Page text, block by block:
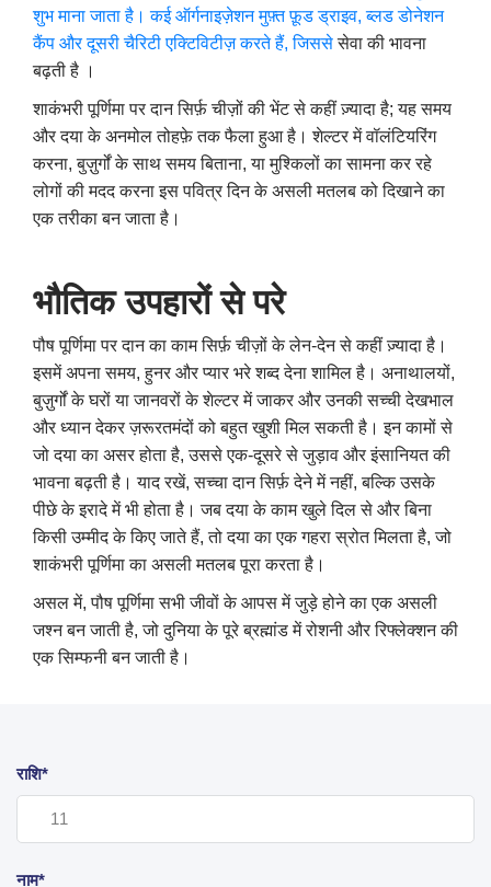
शुभ माना जाता है। कई ऑर्गनाइज़ेशन मुफ़्त फ़ूड ड्राइव, ब्लड डोनेशन
कैंप और दूसरी चैरिटी एक्टिविटीज़ करते हैं, जिससेसेवा की भावना
बढ़ती है ।
शाकंभरी पूर्णिमा पर दान सिर्फ़ चीज़ों की भेंट से कहीं ज़्यादा है; यह समय
और दया के अनमोल तोहफ़े तक फैला हुआ है। शेल्टर में वॉलंटियरिंग
करना, बुज़ुर्गों के साथ समय बिताना, या मुश्किलों का सामना कर रहे
लोगों की मदद करना इस पवित्र दिन के असली मतलब को दिखाने का
एक तरीका बन जाता है।
भौतिक उपहारों से परे
पौष पूर्णिमा पर दान का काम सिर्फ़ चीज़ों के लेन-देन से कहीं ज़्यादा है।
इसमें अपना समय, हुनर और प्यार भरे शब्द देना शामिल है। अनाथालयों,
बुज़ुर्गों के घरों या जानवरों के शेल्टर में जाकर और उनकी सच्ची देखभाल
और ध्यान देकर ज़रूरतमंदों को बहुत खुशी मिल सकती है। इन कामों से
जो दया का असर होता है, उससे एक-दूसरे से जुड़ाव और इंसानियत की
भावना बढ़ती है। याद रखें, सच्चा दान सिर्फ़ देने में नहीं, बल्कि उसके
पीछे के इरादे में भी होता है। जब दया के काम खुले दिल से और बिना
किसी उम्मीद के किए जाते हैं, तो दया का एक गहरा स्रोत मिलता है, जो
शाकंभरी पूर्णिमा का असली मतलब पूरा करता है।
असल में, पौष पूर्णिमा सभी जीवों के आपस में जुड़े होने का एक असली
जश्न बन जाती है, जो दुनिया के पूरे ब्रह्मांड में रोशनी और रिफ्लेक्शन की
एक सिम्फनी बन जाती है।
राशि*
नाम*